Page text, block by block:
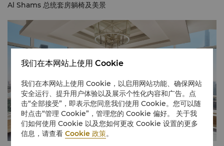
Al Shams 总统套房躺椅及美景
我们在本网站上使用 Cookie
我们在本网站上使用 Cookie，以启用网站功能、确保网站
安全运行、提升用户体验以及展示个性化内容和广告。点
击“全部接受”，即表示您同意我们使用 Cookie。您可以随
时点击“管理 Cookie”，管理您的 Cookie 偏好。 关于我
们如何使用 Cookie 以及您如何更改 Cookie 设置的更多
信息，请查看Cookie 政策。